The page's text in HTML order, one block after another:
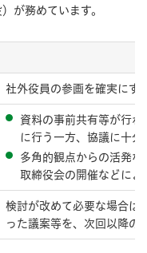
が務めています。
社外役員の参画を確実にす
資料の事前共有等が⾏
に⾏う⼀方、協議に十
多角的観点からの活発
取締役会の開催などに
検討が改めて必要な場合は
った議案等を、次回以降の